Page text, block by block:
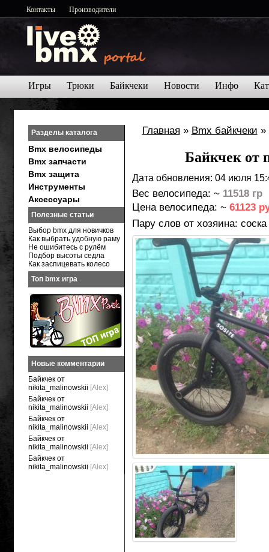
Контакты Производители
Игры Трюки Байкчеки Новости Инфо
Главная » Bmx байкчеки »
Байкчек от
Дата обновления: 04 июля
Вес велосипеда: ~ 11518 гр
Цена велосипеда: ~ 61123
Пару слов от хозяина: соска
Разделы каталога
Bmx велосипеды
Bmx запчасти
Bmx защита
Инструменты
Аксессуары
Полезные статьи
Выбор bmx для новичков
Как выбрать удобную раму
Не ошибитесь с рулём
Подбор высоты седла
Как заспицевать колесо
Топ bmx игра
Новые комментарии
Байкчек от
nikita_malinowskii [Alex]
Байкчек от
nikita_malinowskii [Alex]
Байкчек от
nikita_malinowskii [Alex]
Байкчек от
nikita_malinowskii [Alex]
Байкчек от
nikita_malinowskii [Alex]